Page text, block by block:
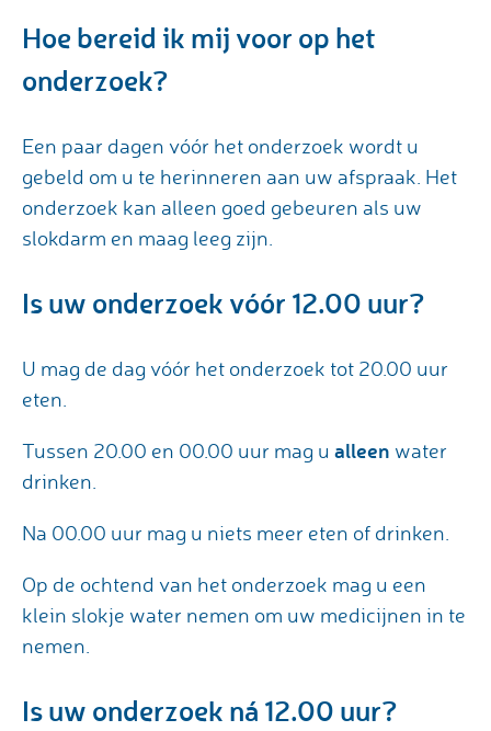
Hoe bereid ik mij voor op het
onderzoek?
Een paar dagen vóór het onderzoek wordt u
gebeld om u te herinneren aan uw afspraak. Het
onderzoek kan alleen goed gebeuren als uw
slokdarm en maag leeg zijn.
Is uw onderzoek vóór 12.00 uur?
U mag de dag vóór het onderzoek tot 20.00 uur
eten.
Tussen 20.00 en 00.00 uur mag u alleen water
drinken.
Na 00.00 uur mag u niets meer eten of drinken.
Op de ochtend van het onderzoek mag u een
klein slokje water nemen om uw medicijnen in te
nemen.
Is uw onderzoek ná 12.00 uur?